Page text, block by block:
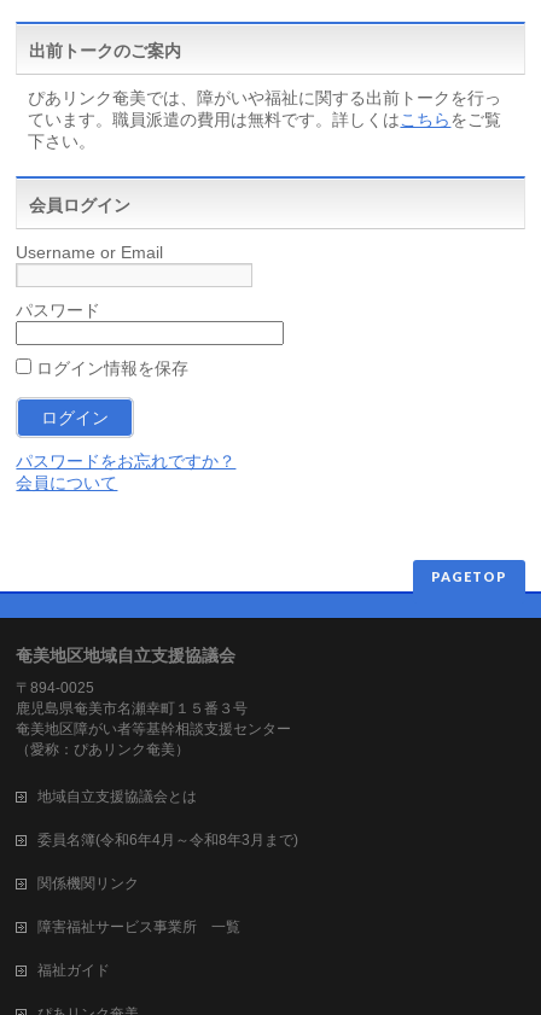
出前トークのご案内
ぴあリンク奄美では、障がいや福祉に関する出前トークを行っ
ています。職員派遣の費用は無料です。詳しくはこちらをご覧
下さい。
会員ログイン
Username or Email
パスワード
ログイン情報を保存
パスワードをお忘れですか？
会員について
PAGETOP
奄美地区地域自立支援協議会
〒894-0025
鹿児島県奄美市名瀬幸町１５番３号
奄美地区障がい者等基幹相談支援センター
（愛称：ぴあリンク奄美）
地域自立支援協議会とは
委員名簿(令和6年4月～令和8年3月まで)
関係機関リンク
障害福祉サービス事業所 一覧
福祉ガイド